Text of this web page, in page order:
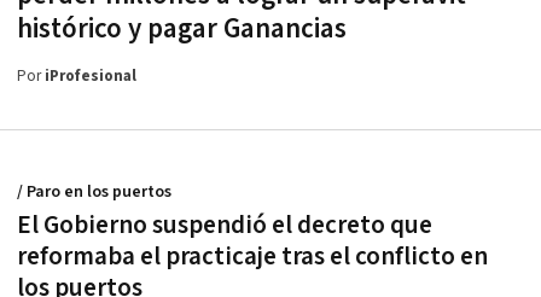
histórico y pagar Ganancias
PoriProfesional
El Gobierno suspendió el decreto que
reformaba el practicaje tras el conflicto en
los puertos
/ Paro en los puertos